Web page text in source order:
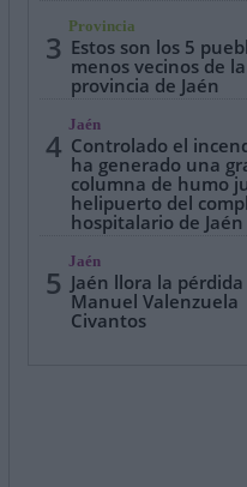
3
Provincia
Estos son los 5
menos vecinos de la
provincia de Jaén
4
Jaén
Controlado el
ha generado una
columna de humo
helipuerto del
hospitalario de Jaén
5
Jaén
Jaén llora la pérdida
Manuel Valenzuela
Civantos